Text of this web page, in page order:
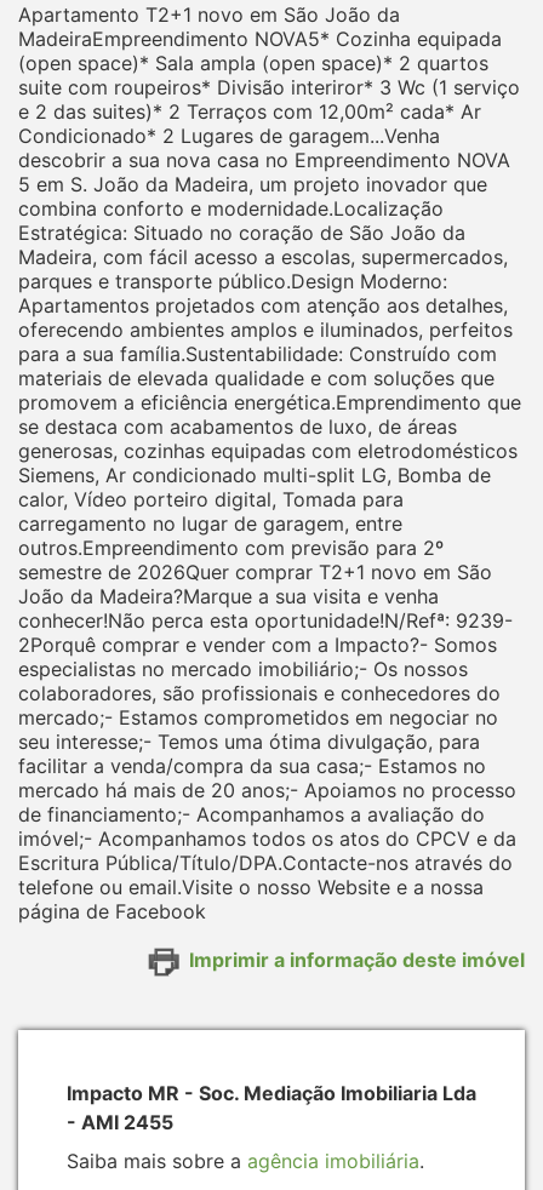
Apartamento T2+1 novo em São João da
MadeiraEmpreendimento NOVA5* Cozinha equipada
(open space)* Sala ampla (open space)* 2 quartos
suite com roupeiros* Divisão interiror* 3 Wc (1 serviço
e 2 das suites)* 2 Terraços com 12,00m² cada* Ar
Condicionado* 2 Lugares de garagem...Venha
descobrir a sua nova casa no Empreendimento NOVA
5 em S. João da Madeira, um projeto inovador que
combina conforto e modernidade.Localização
Estratégica: Situado no coração de São João da
Madeira, com fácil acesso a escolas, supermercados,
parques e transporte público.Design Moderno:
Apartamentos projetados com atenção aos detalhes,
oferecendo ambientes amplos e iluminados, perfeitos
para a sua família.Sustentabilidade: Construído com
materiais de elevada qualidade e com soluções que
promovem a eficiência energética.Emprendimento que
se destaca com acabamentos de luxo, de áreas
generosas, cozinhas equipadas com eletrodomésticos
Siemens, Ar condicionado multi-split LG, Bomba de
calor, Vídeo porteiro digital, Tomada para
carregamento no lugar de garagem, entre
outros.Empreendimento com previsão para 2º
semestre de 2026Quer comprar T2+1 novo em São
João da Madeira?Marque a sua visita e venha
conhecer!Não perca esta oportunidade!N/Refª: 9239-
2Porquê comprar e vender com a Impacto?- Somos
especialistas no mercado imobiliário;- Os nossos
colaboradores, são profissionais e conhecedores do
mercado;- Estamos comprometidos em negociar no
seu interesse;- Temos uma ótima divulgação, para
facilitar a venda/compra da sua casa;- Estamos no
mercado há mais de 20 anos;- Apoiamos no processo
de financiamento;- Acompanhamos a avaliação do
imóvel;- Acompanhamos todos os atos do CPCV e da
Escritura Pública/Título/DPA.Contacte-nos através do
telefone ou email.Visite o nosso Website e a nossa
página de Facebook
Imprimir a informação deste imóvel
Impacto MR - Soc. Mediação Imobiliaria Lda
- AMI 2455
Saiba mais sobre a agência imobiliária.